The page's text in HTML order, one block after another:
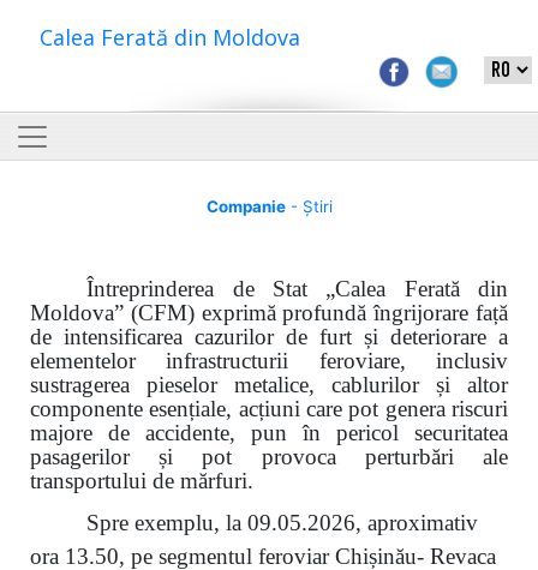
Calea Ferată din Moldova
Companie- Știri
Întreprinderea de Stat „Calea Ferată din
Moldova” (CFM) exprimă profundă îngrijorare față
de intensificarea cazurilor de furt și deteriorare a
elementelor infrastructurii feroviare, inclusiv
sustragerea pieselor metalice, cablurilor și altor
componente esențiale, acțiuni care pot genera riscuri
majore de accidente, pun în pericol securitatea
pasagerilor și pot provoca perturbări ale
transportului de mărfuri.
Spre exemplu, la 09.05.2026, aproximativ
ora 13.50, pe segmentul feroviar Chișinău- Revaca